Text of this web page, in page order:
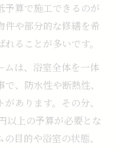
予算で施工できるのが
件や部分的な修繕を希
ることが多いです。
ムは、浴室全体を一体
、防水性や断熱性、
あります。その分、
以上の予算が必要とな
目的や浴室の状態、